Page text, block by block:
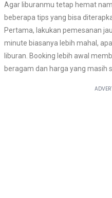
Agar liburanmu tetap hemat
beberapa tips yang bisa
Pertama, lakukan pemesanan
minute biasanya lebih mahal,
liburan. Booking lebih awal
beragam dan harga yang masih